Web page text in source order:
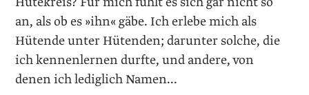
an, als ob es »ihn« gäbe. Ich erlebe mich als
Hütende unter Hütenden; darunter solche, die
ich kennenlernen durfte, und andere, von
denen ich lediglich Namen...